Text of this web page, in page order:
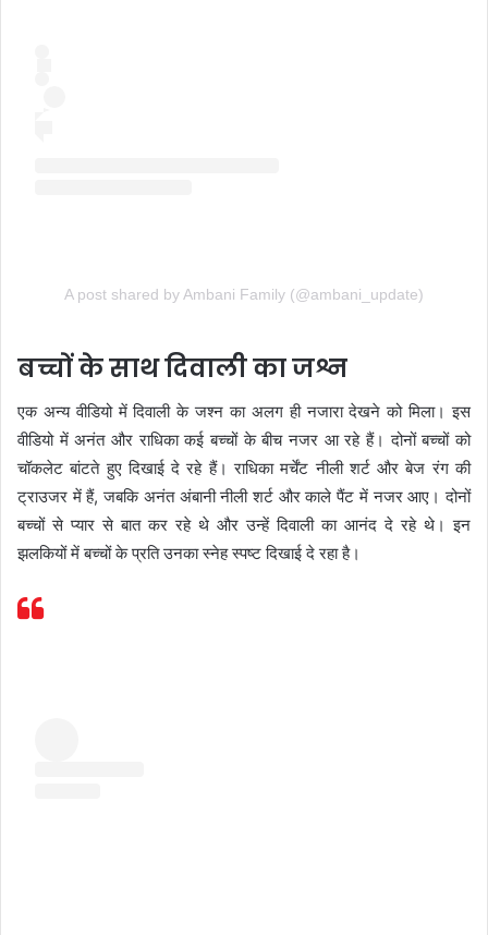
A post shared by Ambani Family (@ambani_update)
बच्चों के साथ दिवाली का जश्न
एक अन्य वीडियो में दिवाली के जश्न का अलग ही नजारा देखने को मिला। इस
वीडियो में अनंत और राधिका कई बच्चों के बीच नजर आ रहे हैं। दोनों बच्चों को
चॉकलेट बांटते हुए दिखाई दे रहे हैं। राधिका मर्चेंट नीली शर्ट और बेज रंग की
ट्राउजर में हैं, जबकि अनंत अंबानी नीली शर्ट और काले पैंट में नजर आए। दोनों
बच्चों से प्यार से बात कर रहे थे और उन्हें दिवाली का आनंद दे रहे थे। इन
झलकियों में बच्चों के प्रति उनका स्नेह स्पष्ट दिखाई दे रहा है।